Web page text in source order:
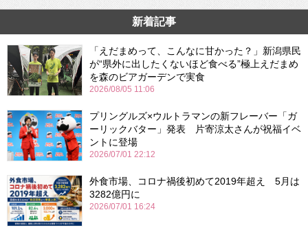
新着記事
「えだまめって、こんなに甘かった？」新潟県民
が“県外に出したくないほど食べる”極上えだまめ
を森のビアガーデンで実食
2026/08/05 11:06
プリングルズ×ウルトラマンの新フレーバー「ガ
ーリックバター」発表 片寄涼太さんが祝福イベ
ントに登場
2026/07/01 22:12
外食市場、コロナ禍後初めて2019年超え 5月は
3282億円に
2026/07/01 16:24